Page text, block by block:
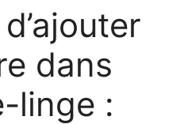
dans
linge :